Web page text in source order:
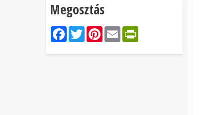
Megosztás
Facebook
Twitter
Pinterest
Email